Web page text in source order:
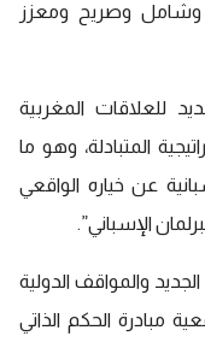
وصريح ومعزز
للعلاقات المغربية
المتبادلة، وهو ما
عن خياره الواقعي
الإسباني”.
والمواقف الدولية
مبادرة الحكم الذاتي